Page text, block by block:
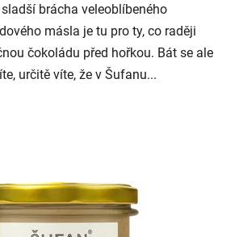
brácha veleoblíbeného
másla je tu pro ty, co raději
čokoládu před hořkou. Bát se ale
určitě víte, že v Šufanu...